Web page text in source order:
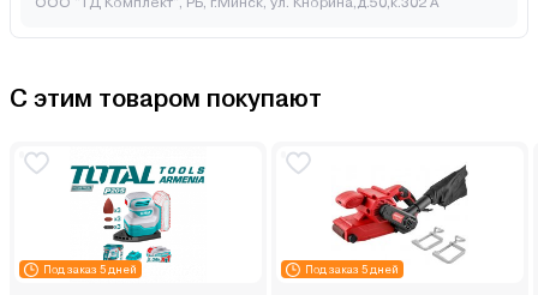
С этим товаром покупают
Под заказ 5 дней Под заказ 5 дней